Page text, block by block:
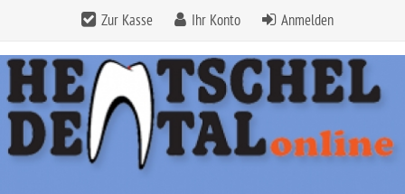
Zur Kasse Ihr Konto Anmelden